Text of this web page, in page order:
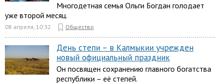
Многодетная семья Ольги Богдан голодает
уже второй месяц.
08 апреля, 10:32 Общество
День степи – в Калмыкии учрежден
новый официальный праздник
Он посвящен сохранению главного богатства
республики – её степей.